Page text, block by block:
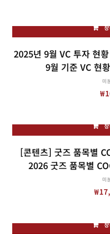
2025년 9월 VC 투자 현
9월 기준 VC 현
미
₩
[콘텐츠] 굿즈 품목별
2026 굿즈 품목별
미
₩